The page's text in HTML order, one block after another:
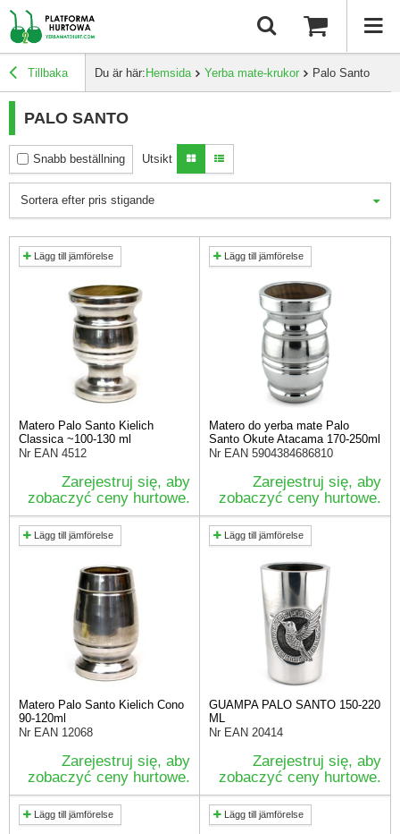
Tillbaka Du är här: Hemsida Yerba mate-krukor Palo Santo
PALO SANTO
Snabb beställning Utsikt
Sortera efter pris stigande
Lägg till jämförelse
Matero Palo Santo Kielich
Classica ~100-130 ml
Nr EAN 4512
Zarejestruj się, aby
zobaczyć ceny hurtowe.
Lägg till jämförelse
Matero do yerba mate Palo
Santo Okute Atacama 170-250ml
Nr EAN 5904384686810
Zarejestruj się, aby
zobaczyć ceny hurtowe.
Lägg till jämförelse
Matero Palo Santo Kielich Cono
90-120ml
Nr EAN 12068
Zarejestruj się, aby
zobaczyć ceny hurtowe.
Lägg till jämförelse
GUAMPA PALO SANTO 150-220
ML
Nr EAN 20414
Zarejestruj się, aby
zobaczyć ceny hurtowe.
Lägg till jämförelse Lägg till jämförelse